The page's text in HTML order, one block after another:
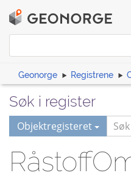
Geonorge Registrene
Søk i register
Objektregisteret